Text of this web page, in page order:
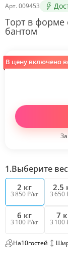
Арт. 009453
Торт в форме
бантом
1.Выберите
2 кг
3 850 ₽/кг
2.5
3 650
6 кг
3 100 ₽/кг
7
3 100
На10гостей
В цену включено